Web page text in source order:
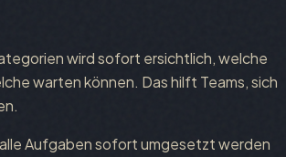
wird sofort ersichtlich, welche
warten können. Das hilft Teams, sich
Aufgaben sofort umgesetzt werden